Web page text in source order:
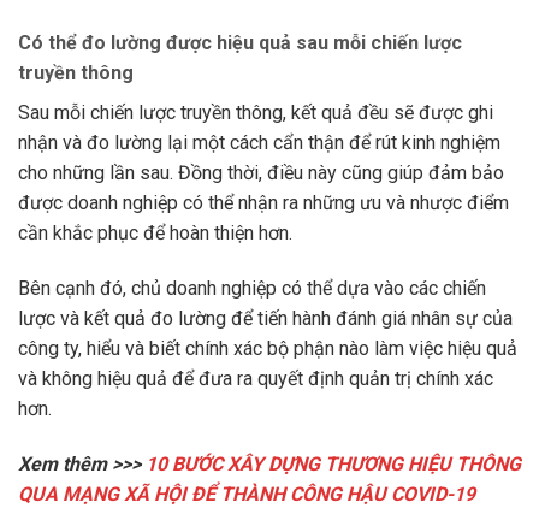
Có thể đo lường được hiệu quả sau mỗi chiến lược
truyền thông
Sau mỗi chiến lược truyền thông, kết quả đều sẽ được ghi
nhận và đo lường lại một cách cẩn thận để rút kinh nghiệm
cho những lần sau. Đồng thời, điều này cũng giúp đảm bảo
được doanh nghiệp có thể nhận ra những ưu và nhược điểm
cần khắc phục để hoàn thiện hơn.
Bên cạnh đó, chủ doanh nghiệp có thể dựa vào các chiến
lược và kết quả đo lường để tiến hành đánh giá nhân sự của
công ty, hiểu và biết chính xác bộ phận nào làm việc hiệu quả
và không hiệu quả để đưa ra quyết định quản trị chính xác
hơn.
Xem thêm >>> 10 BƯỚC XÂY DỰNG THƯƠNG HIỆU THÔNG
QUA MẠNG XÃ HỘI ĐỂ THÀNH CÔNG HẬU COVID-19